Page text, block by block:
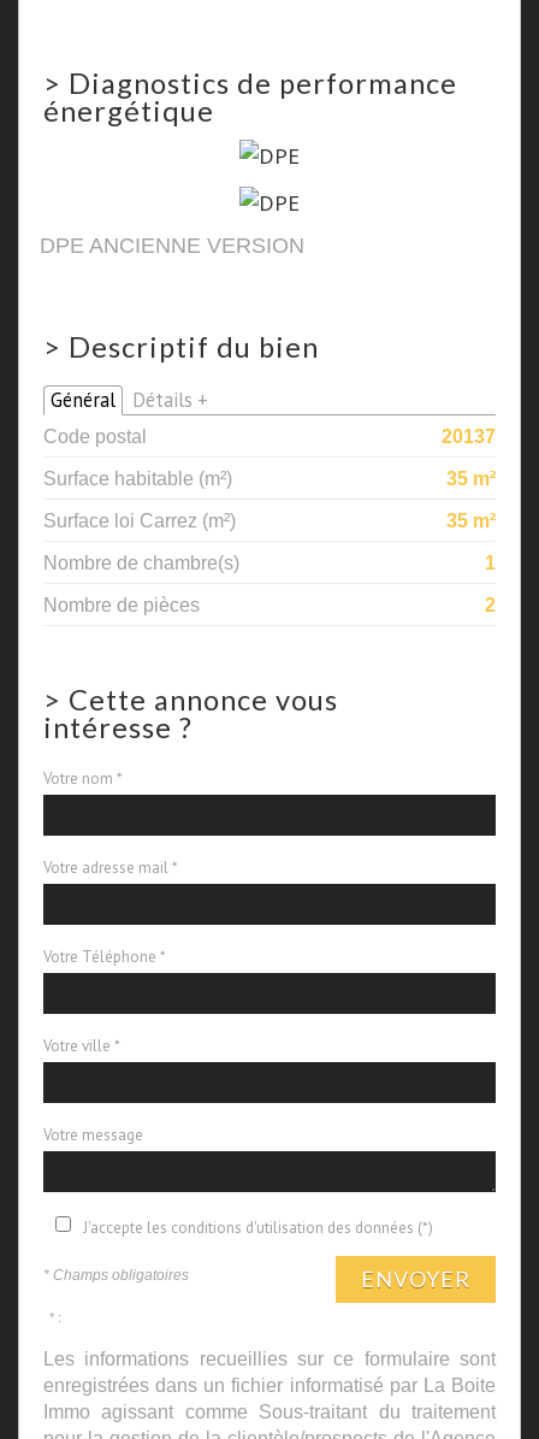
> Diagnostics de performance
énergétique
DPE ANCIENNE VERSION
> Descriptif du bien
Général Détails +
Code postal
20137
Surface habitable (m²)
35 m²
Surface loi Carrez (m²)
35 m²
Nombre de chambre(s)
1
Nombre de pièces
2
> Cette annonce vous
intéresse ?
Votre nom *
Votre adresse mail *
Votre Téléphone *
Votre ville *
Votre message
J'accepte les conditions d'utilisation des données (*)
* Champs obligatoires ENVOYER
* :
Les informations recueillies sur ce formulaire sont
enregistrées dans un fichier informatisé par La Boite
Immo agissant comme Sous-traitant du traitement